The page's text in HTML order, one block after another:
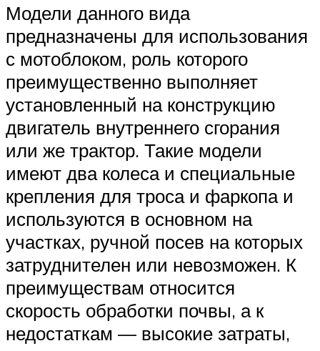
Модели данного вида
предназначены для использования
с мотоблоком, роль которого
преимущественно выполняет
установленный на конструкцию
двигатель внутреннего сгорания
или же трактор. Такие модели
имеют два колеса и специальные
крепления для троса и фаркопа и
используются в основном на
участках, ручной посев на которых
затруднителен или невозможен. К
преимуществам относится
скорость обработки почвы, а к
недостаткам — высокие затраты,